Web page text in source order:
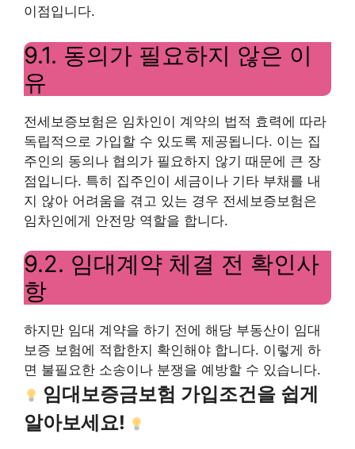
이점입니다.
9.1. 동의가 필요하지 않은 이
유
전세보증보험은 임차인이 계약의 법적 효력에 따라
독립적으로 가입할 수 있도록 제공됩니다. 이는 집
주인의 동의나 협의가 필요하지 않기 때문에 큰 장
점입니다. 특히 집주인이 세금이나 기타 부채를 내
지 않아 어려움을 겪고 있는 경우 전세보증보험은
임차인에게 안전망 역할을 합니다.
9.2. 임대계약 체결 전 확인사
항
하지만 임대 계약을 하기 전에 해당 부동산이 임대
보증 보험에 적합한지 확인해야 합니다. 이렇게 하
면 불필요한 소송이나 분쟁을 예방할 수 있습니다.
임대보증금보험 가입조건을 쉽게
알아보세요!